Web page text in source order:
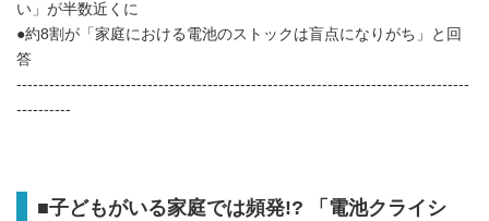
い」が半数近くに
●約8割が「家庭における電池のストックは盲点になりがち」と回
答
-----------------------------------------------------------------------------------
----------
■子どもがいる家庭では頻発!? 「電池クライシ